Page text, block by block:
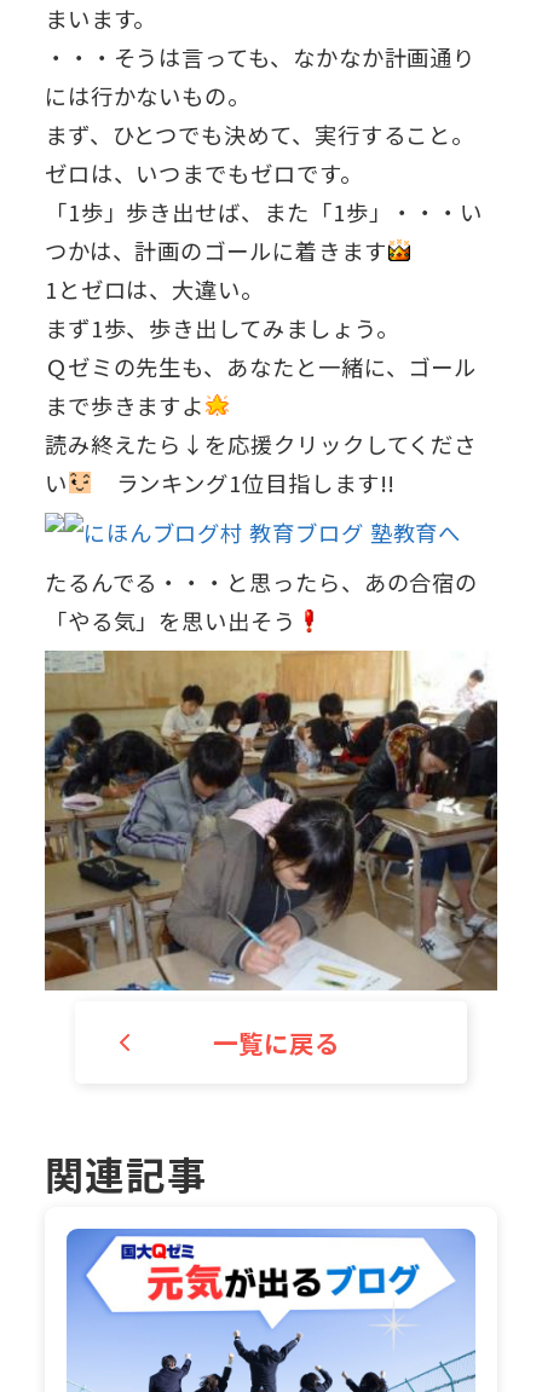
まいます。
・・・そうは言っても、なかなか計画通り
には行かないもの。
まず、ひとつでも決めて、実行すること。
ゼロは、いつまでもゼロです。
「1歩」歩き出せば、また「1歩」・・・い
つかは、計画のゴールに着きます
1とゼロは、大違い。
まず1歩、歩き出してみましょう。
Ｑゼミの先生も、あなたと一緒に、ゴール
まで歩きますよ
読み終えたら↓を応援クリックしてくださ
い
ランキング1位目指します!!
たるんでる・・・と思ったら、あの合宿の
「やる気」を思い出そう
一覧に戻る
関連記事